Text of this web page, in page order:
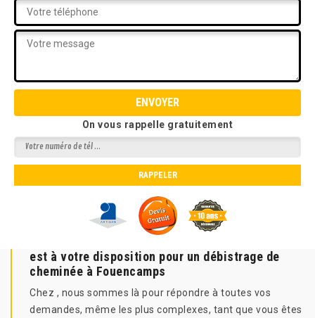
On vous rappelle gratuitement
est à votre disposition pour un débistrage de
cheminée à Fouencamps
Chez , nous sommes là pour répondre à toutes vos
demandes, même les plus complexes, tant que vous êtes